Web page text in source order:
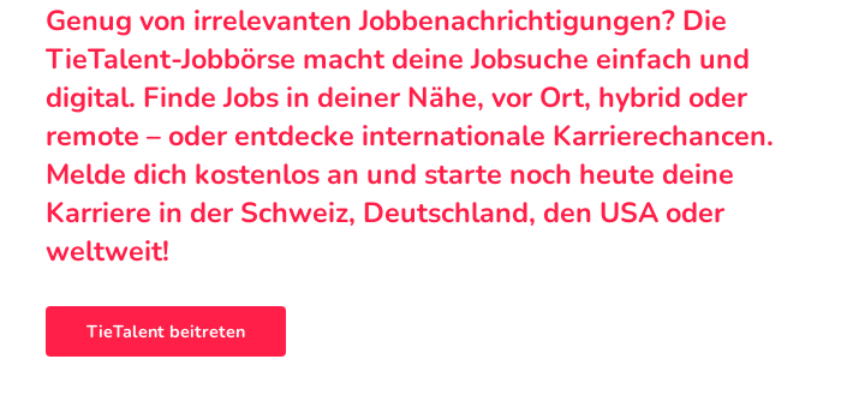
Genug von irrelevanten Jobbenachrichtigungen? Die
TieTalent-Jobbörse macht deine Jobsuche einfach und
digital. Finde Jobs in deiner Nähe, vor Ort, hybrid oder
remote – oder entdecke internationale Karrierechancen.
Melde dich kostenlos an und starte noch heute deine
Karriere in der Schweiz, Deutschland, den USA oder
weltweit!
TieTalent beitreten